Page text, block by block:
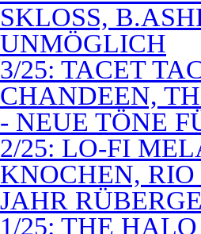
SKLOSS,
UNMÖGLICH
3/25: TACET
CHANDEEN,
- NEUE TÖNE
2/25: LO-FI
KNOCHEN,
JAHR
1/25: THE